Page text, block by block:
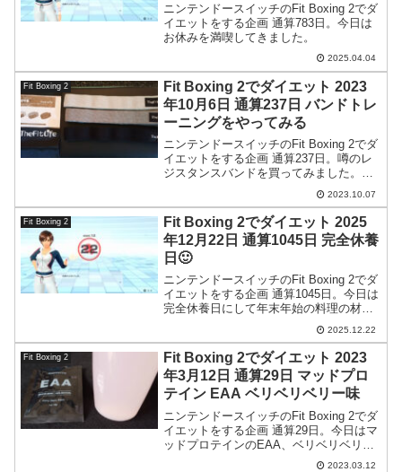
ニンテンドースイッチのFit Boxing 2でダ
イエットをする企画 通算783日。今日は
お休みを満喫してきました。
2025.04.04
Fit Boxing 2
Fit Boxing 2でダイエット 2023
年10月6日 通算237日 バンドトレ
ーニングをやってみる
ニンテンドースイッチのFit Boxing 2でダ
イエットをする企画 通算237日。噂のレ
ジスタンスバンドを買ってみました。ま
ずはどんなものか試してみました。2023.10.07
Fit Boxing 2
Fit Boxing 2でダイエット 2025
年12月22日 通算1045日 完全休養
日🙂
ニンテンドースイッチのFit Boxing 2でダ
イエットをする企画 通算1045日。今日は
完全休養日にして年末年始の料理の材料
2025.12.22
Fit Boxing 2
Fit Boxing 2でダイエット 2023
年3月12日 通算29日 マッドプロ
テイン EAA ベリベリベリー味
ニンテンドースイッチのFit Boxing 2でダ
イエットをする企画 通算29日。今日はマ
ッドプロテインのEAA、ベリベリベリー
味を試してみたのでその感想なども。
2023.03.12